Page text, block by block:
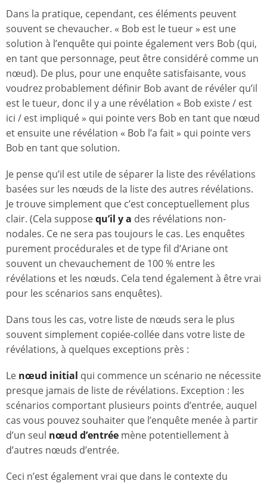
Dans la pratique, cependant, ces éléments peuvent
souvent se chevaucher. « Bob est le tueur » est une
solution à l’enquête qui pointe également vers Bob (qui,
en tant que personnage, peut être considéré comme un
nœud). De plus, pour une enquête satisfaisante, vous
voudrez probablement définir Bob avant de révéler qu’il
est le tueur, donc il y a une révélation « Bob existe / est
ici / est impliqué » qui pointe vers Bob en tant que nœud
et ensuite une révélation « Bob l’a fait » qui pointe vers
Bob en tant que solution.
Je pense qu’il est utile de séparer la liste des révélations
basées sur les nœuds de la liste des autres révélations.
Je trouve simplement que c’est conceptuellement plus
clair. (Cela supposequ’il y a des révélations non-
nodales. Ce ne sera pas toujours le cas. Les enquêtes
purement procédurales et de type fil d’Ariane ont
souvent un chevauchement de 100 % entre les
révélations et les nœuds. Cela tend également à être vrai
pour les scénarios sans enquêtes).
Dans tous les cas, votre liste de nœuds sera le plus
souvent simplement copiée-collée dans votre liste de
révélations, à quelques exceptions près :
Le nœud initial qui commence un scénario ne nécessite
presque jamais de liste de révélations. Exception : les
scénarios comportant plusieurs points d’entrée, auquel
cas vous pouvez souhaiter que l’enquête menée à partir
d’un seul nœud d’entrée mène potentiellement à
d’autres nœuds d’entrée.
Ceci n’est également vrai que dans le contexte du